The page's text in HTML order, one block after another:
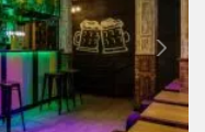
Suivant